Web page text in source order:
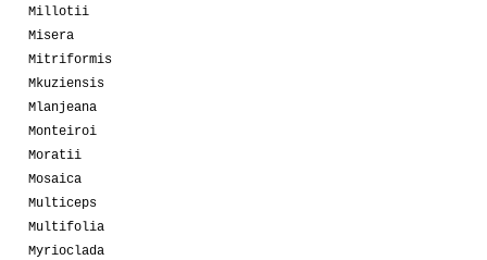
Millotii
Misera
Mitriformis
Mkuziensis
Mlanjeana
Monteiroi
Moratii
Mosaica
Multiceps
Multifolia
Myrioclada